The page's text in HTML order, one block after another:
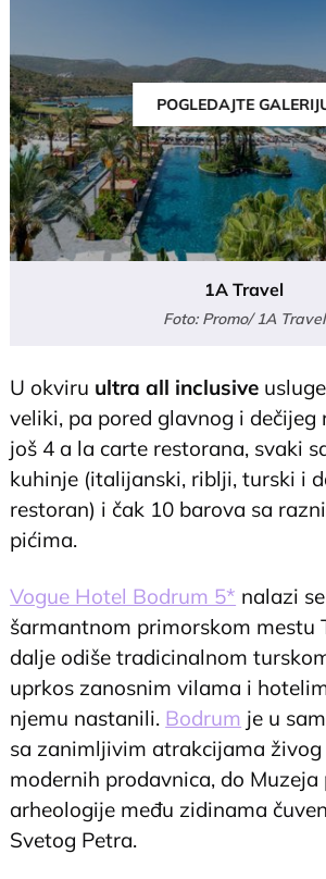
POGLEDAJTE
1A Travel
Foto: Promo/ 1A Travel
U okviru ultra all inclusive
veliki, pa pored glavnog i dečijeg
još 4 a la carte restorana, svaki
kuhinje (italijanski, riblji, turski i
restoran) i čak 10 barova sa
pićima.
Vogue Hotel Bodrum 5* nalazi
šarmantnom primorskom mestu
dalje odiše tradicinalnom
uprkos zanosnim vilama i
njemu nastanili. Bodrum je u
sa zanimljivim atrakcijama živog
modernih prodavnica, do Muzeja
arheologije među zidinama
Svetog Petra.